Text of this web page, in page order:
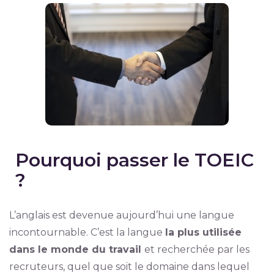
Pourquoi passer le TOEIC
?
L’anglais est devenue aujourd’hui une langue
incontournable. C’est la langue la plus utilisée
dans le monde du travail et recherchée par les
recruteurs, quel que soit le domaine dans lequel